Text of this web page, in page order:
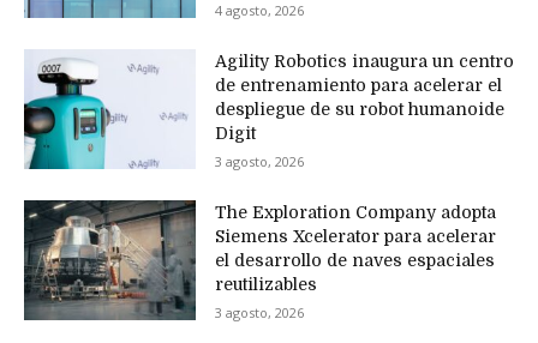
4 agosto, 2026
Agility Robotics inaugura un centro
de entrenamiento para acelerar el
despliegue de su robot humanoide
Digit
3 agosto, 2026
The Exploration Company adopta
Siemens Xcelerator para acelerar
el desarrollo de naves espaciales
reutilizables
3 agosto, 2026